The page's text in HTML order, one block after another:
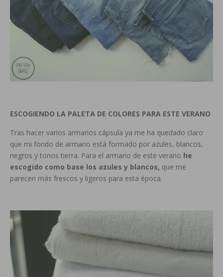
ESCOGIENDO LA PALETA DE COLORES PARA ESTE VERANO
Tras hacer varios armarios cápsula ya me ha quedado claro
que mi fondo de armario está formado por azules, blancos,
negros y tonos tierra. Para el armario de este verano he
escogido como base los azules y blancos, que me
parecen más frescos y ligeros para esta época.